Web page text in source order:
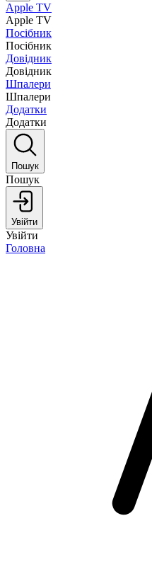
Apple TV
Apple TV
Посібник
Посібник
Довідник
Довідник
Шпалери
Шпалери
Додатки
Додатки
Пошук
Пошук
Увійти
Увійти
Головна